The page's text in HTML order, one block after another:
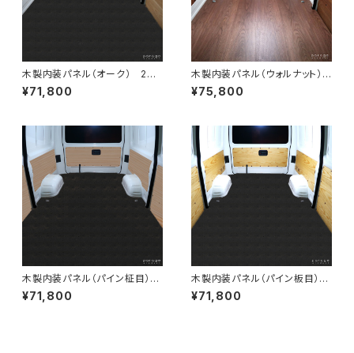
木製内装パネル（オーク） 200
系ハイエースバンDXロング標
準ボディ4ドア用
¥71,800
木製内装パネル（ウォルナット）
200系ハイエースバンDXロ
ング標準ボディ4ドア用
¥75,800
木製内装パネル（パイン柾目）
200系ハイエースバンDXロン
グ標準ボディ5ドア用
¥71,800
木製内装パネル（パイン板目）
200系ハイエースバンDXロン
グ標準ボディ5ドア用
¥71,800